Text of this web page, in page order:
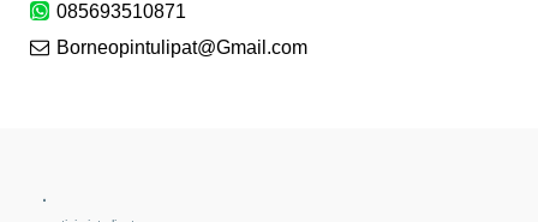
085693510871
Borneopintulipat@Gmail.com
.